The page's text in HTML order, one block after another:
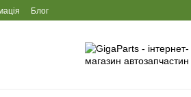
Блог